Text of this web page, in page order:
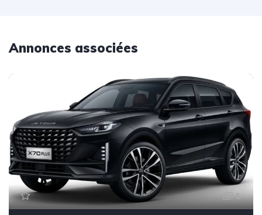
Annonces associées
1